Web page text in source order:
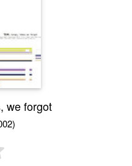
we forgot